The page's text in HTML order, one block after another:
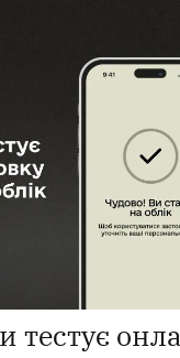
тестує